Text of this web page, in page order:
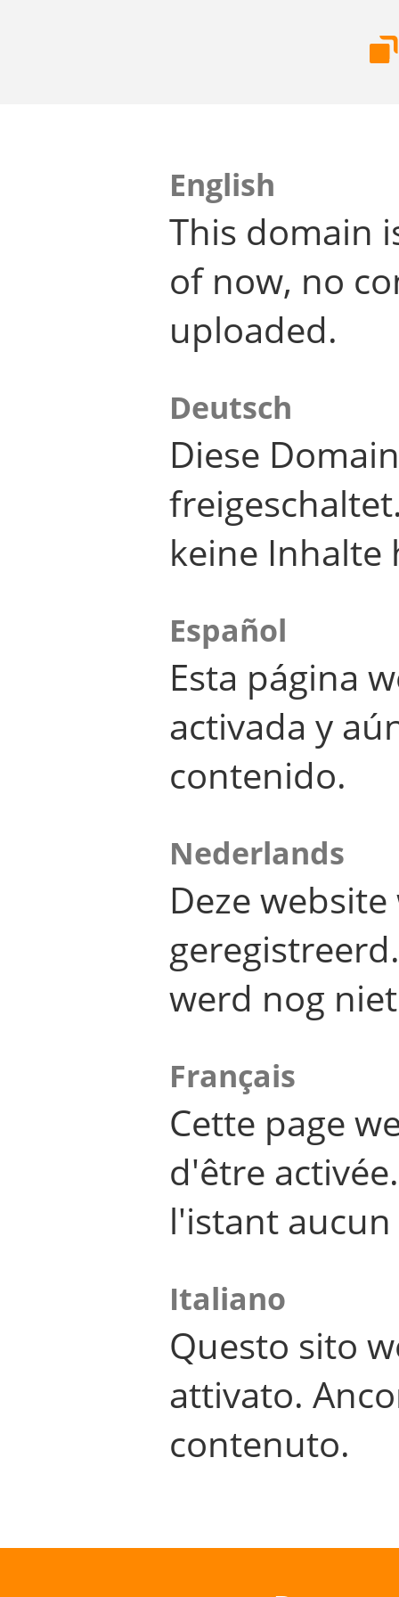
English
This domain
of now, no
uploaded.
Deutsch
Diese
keine Inhalte
Español
Esta página
activada y
contenido.
Nederlands
Deze
werd nog
Français
Cette page
d'être
l'istant
Italiano
Questo sito
attivato.
contenuto.